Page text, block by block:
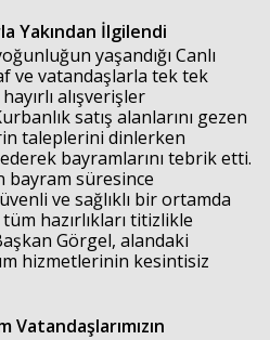
Yakından İlgilendi
yaşandığı Canlı
ve vatandaşlarla tek tek
alışverişler
satış alanlarını gezen
taleplerini dinlerken
bayramlarını tebrik etti.
bayram süresince
ve sağlıklı bir ortamda
hazırlıkları titizlikle
Görgel, alandaki
hizmetlerinin kesintisiz
Vatandaşlarımızın